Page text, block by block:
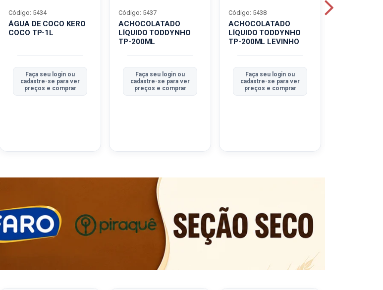
ÁGUA DE COCO KERO
COCO TP-1L
Código: 5434
Faça seu login ou
cadastre-se para ver
preços e comprar
ACHOCOLATADO
LÍQUIDO TODDYNHO
TP-200ML
Código: 5437
Faça seu login ou
cadastre-se para ver
preços e comprar
ACHOCOLATADO
LÍQUIDO TODDYNHO
TP-200ML LEVINHO
Código: 5438
Faça seu login ou
cadastre-se para ver
preços e comprar